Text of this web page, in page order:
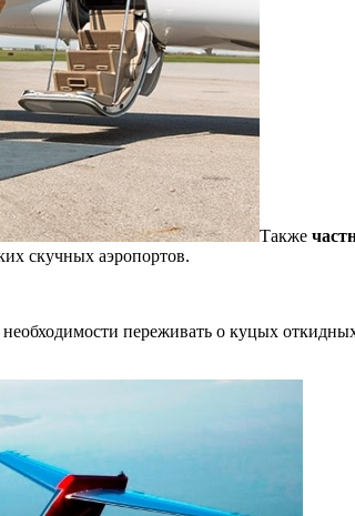
Также
скучных аэропортов.
переживать о куцых